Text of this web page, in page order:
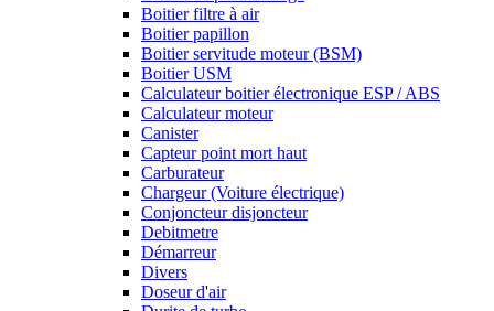
Boitier filtre à air
Boitier papillon
Boitier servitude moteur (BSM)
Boitier USM
Calculateur boitier électronique ESP / ABS
Calculateur moteur
Canister
Capteur point mort haut
Carburateur
Chargeur (Voiture électrique)
Conjoncteur disjoncteur
Debitmetre
Démarreur
Divers
Doseur d'air